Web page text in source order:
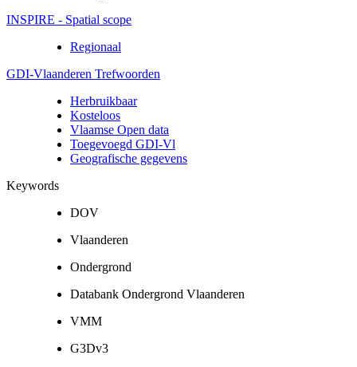
INSPIRE - Spatial scope
Regionaal
GDI-Vlaanderen Trefwoorden
Herbruikbaar
Kosteloos
Vlaamse Open data
Toegevoegd GDI-Vl
Geografische gegevens
Keywords
DOV
Vlaanderen
Ondergrond
Databank Ondergrond Vlaanderen
VMM
G3Dv3